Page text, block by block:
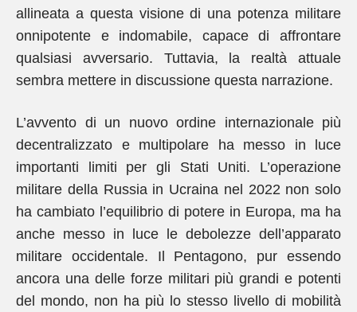
allineata a questa visione di una potenza militare
onnipotente e indomabile, capace di affrontare
qualsiasi avversario. Tuttavia, la realtà attuale
sembra mettere in discussione questa narrazione.
L’avvento di un nuovo ordine internazionale più
decentralizzato e multipolare ha messo in luce
importanti limiti per gli Stati Uniti. L’operazione
militare della Russia in Ucraina nel 2022 non solo
ha cambiato l’equilibrio di potere in Europa, ma ha
anche messo in luce le debolezze dell’apparato
militare occidentale. Il Pentagono, pur essendo
ancora una delle forze militari più grandi e potenti
del mondo, non ha più lo stesso livello di mobilità